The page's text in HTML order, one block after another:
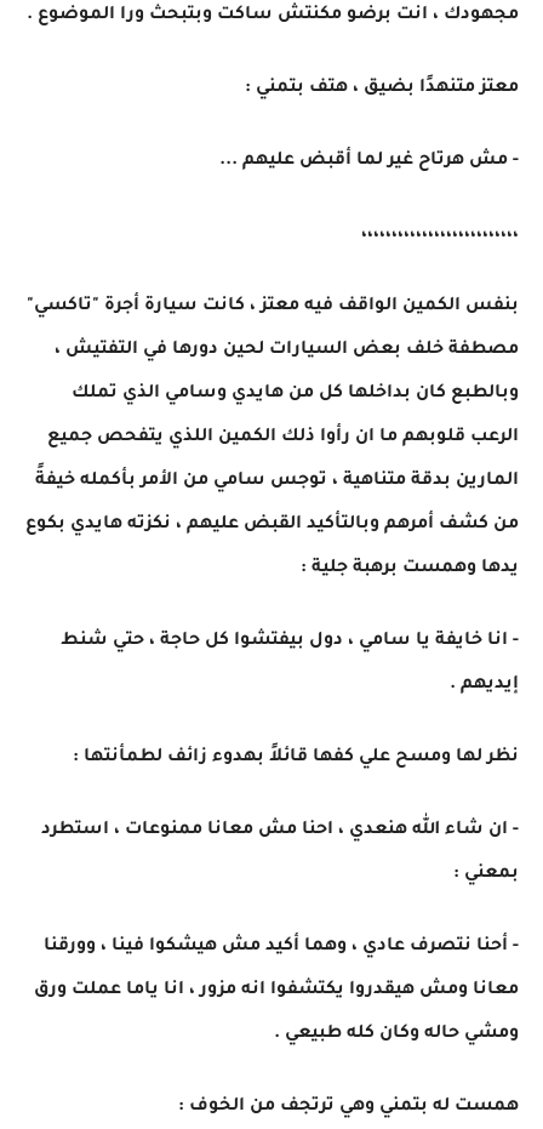
مجهودك ، انت برضو مكنتش ساكت وبتبحث ورا الموضوع .
معتز متنهدًا بضيق ، هتف بتمني :
- مش هرتاح غير لما أقبض عليهم ...
،،،،،،،،،،،،،،،،،،،،،،،،،،
بنفس الكمين الواقف فيه معتز ، كانت سيارة أجرة "تاكسي"
مصطفة خلف بعض السيارات لحين دورها في التفتيش ،
وبالطبع كان بداخلها كل من هايدي وسامي الذي تملك
الرعب قلوبهم ما ان رأوا ذلك الكمين اللذي يتفحص جميع
المارين بدقة متناهية ، توجس سامي من الأمر بأكمله خيفةً
من كشف أمرهم وبالتأكيد القبض عليهم ، نكزته هايدي بكوع
يدها وهمست برهبة جلية :
- انا خايفة يا سامي ، دول بيفتشوا كل حاجة ، حتي شنط
إيديهم .
نظر لها ومسح علي كفها قائلاً بهدوء زائف لطمأنتها :
- ان شاء الله هنعدي ، احنا مش معانا ممنوعات ، استطرد
بمعني :
- أحنا نتصرف عادي ، وهما أكيد مش هيشكوا فينا ، وورقنا
معانا ومش هيقدروا يكتشفوا انه مزور ، انا ياما عملت ورق
ومشي حاله وكان كله طبيعي .
همست له بتمني وهي ترتجف من الخوف :